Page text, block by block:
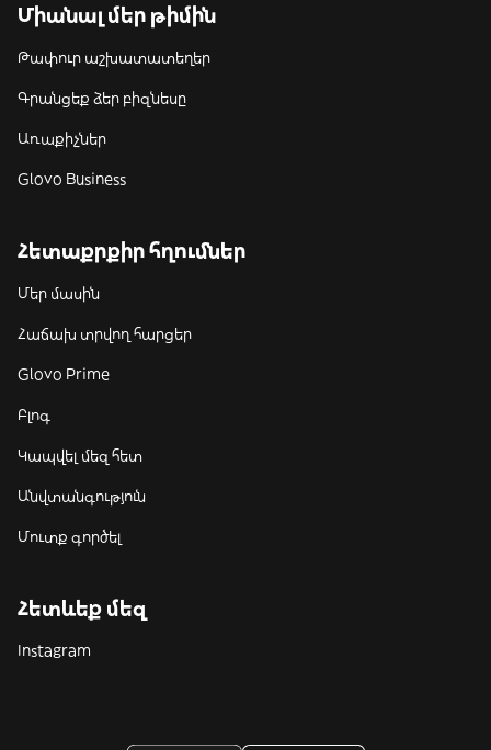
Միանալ մեր թիմին
Թափուր աշխատատեղեր
Գրանցեք ձեր բիզնեսը
Առաքիչներ
Glovo Business
Հետաքրքիր հղումներ
Մեր մասին
Հաճախ տրվող հարցեր
Glovo Prime
Բլոգ
Կապվել մեզ հետ
Անվտանգություն
Մուտք գործել
Հետևեք մեզ
Instagram